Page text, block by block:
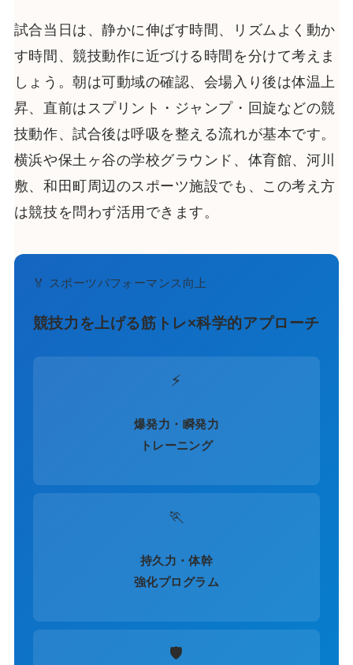
試合当日は、静かに伸ばす時間、リズムよく動か
す時間、競技動作に近づける時間を分けて考えま
しょう。朝は可動域の確認、会場入り後は体温上
昇、直前はスプリント・ジャンプ・回旋などの競
技動作、試合後は呼吸を整える流れが基本です。
横浜や保土ヶ谷の学校グラウンド、体育館、河川
敷、和田町周辺のスポーツ施設でも、この考え方
は競技を問わず活用できます。
🏅 スポーツパフォーマンス向上
競技力を上げる筋トレ×科学的アプローチ
⚡
爆発力・瞬発力
トレーニング
🏃
持久力・体幹
強化プログラム
🛡️